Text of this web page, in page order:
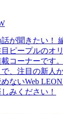
が聞きたい！
ピープルのオ
コーナーです
、注目の新人
ないWeb
みください！